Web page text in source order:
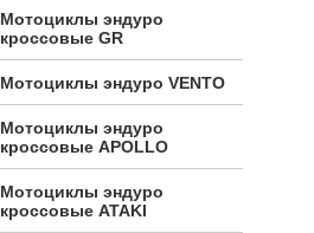
Мотоциклы эндуро
кроссовые GR
Мотоциклы эндуро VENTO
Мотоциклы эндуро
кроссовые APOLLO
Мотоциклы эндуро
кроссовые ATAKI